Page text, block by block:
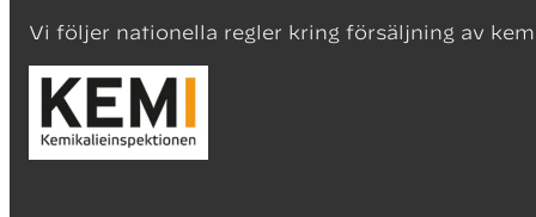
Vi följer nationella regler kring försäljning av